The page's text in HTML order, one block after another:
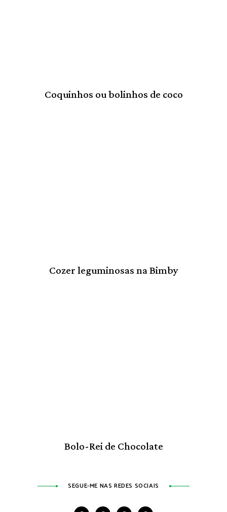
Coquinhos ou bolinhos de coco
Cozer leguminosas na Bimby
Bolo-Rei de Chocolate
SEGUE-ME NAS REDES SOCIAIS